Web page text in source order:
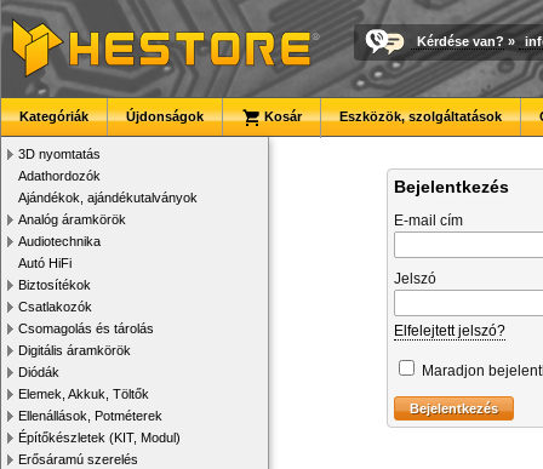
Kérdése van? »
Kategóriák Újdonságok Kosár Eszközök, szolgáltatások
3D nyomtatás
Adathordozók
Ajándékok, ajándékutalványok
Analóg áramkörök
Audiotechnika
Autó HiFi
Biztosítékok
Csatlakozók
Csomagolás és tárolás
Digitális áramkörök
Diódák
Elemek, Akkuk, Töltők
Ellenállások, Potméterek
Építőkészletek (KIT, Modul)
Erősáramú szerelés
Bejelentkezés
E-mail cím
Jelszó
Elfelejtett jelszó?
Maradjon